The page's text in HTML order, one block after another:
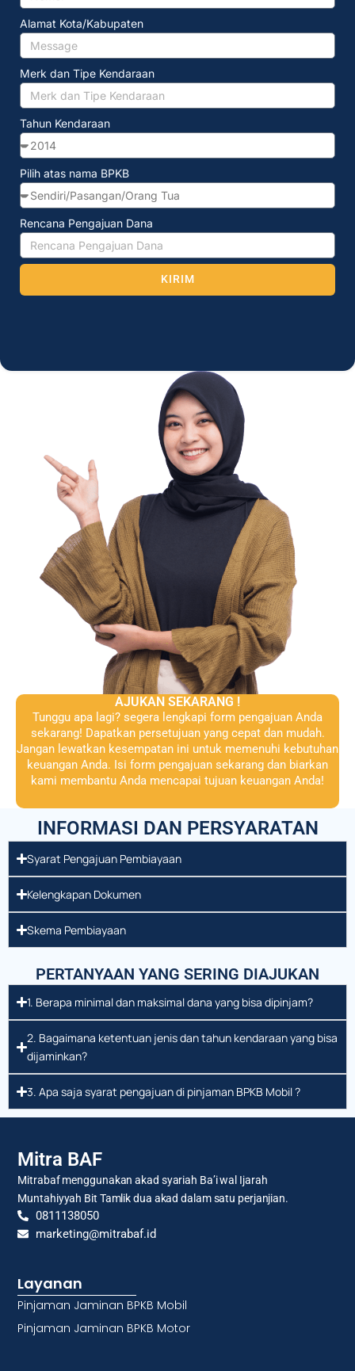
Alamat Kota/Kabupaten
Merk dan Tipe Kendaraan
Tahun Kendaraan
Pilih atas nama BPKB
Rencana Pengajuan Dana
KIRIM
AJUKAN SEKARANG !
Tunggu apa lagi? segera lengkapi form pengajuan Anda
sekarang! Dapatkan persetujuan yang cepat dan mudah.
Jangan lewatkan kesempatan ini untuk memenuhi kebutuhan
keuangan Anda. Isi form pengajuan sekarang dan biarkan
kami membantu Anda mencapai tujuan keuangan Anda!
INFORMASI DAN PERSYARATAN
Syarat Pengajuan Pembiayaan
Kelengkapan Dokumen
Skema Pembiayaan
PERTANYAAN YANG SERING DIAJUKAN
1. Berapa minimal dan maksimal dana yang bisa dipinjam?
2. Bagaimana ketentuan jenis dan tahun kendaraan yang bisa
dijaminkan?
3. Apa saja syarat pengajuan di pinjaman BPKB Mobil ?
Mitra BAF
Mitrabaf menggunakan akad syariah Ba’i wal Ijarah
Muntahiyyah Bit Tamlik dua akad dalam satu perjanjian.
0811138050
marketing@mitrabaf.id
Layanan
Pinjaman Jaminan BPKB Mobil
Pinjaman Jaminan BPKB Motor